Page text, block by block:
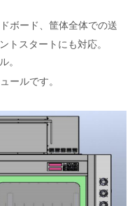
ボード、筐体全体での送
トスタートにも対応。
。
ールです。